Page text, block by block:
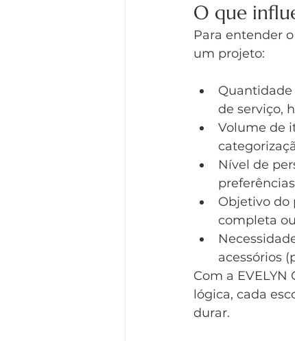
O que
Para entender
um projeto:
Quantidade
de serviço,
Volume de
Nível de
Objetivo do
completa
acessórios
Com a
lógica, cada
durar.